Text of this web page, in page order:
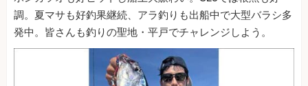
調。夏マサも好釣果継続、アラ釣りも出船中で大型バラシ多
発中。皆さんも釣りの聖地・平戸でチャレンジしよう。